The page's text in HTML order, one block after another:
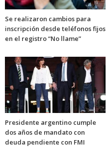
Se realizaron cambios para
inscripción desde teléfonos fijos
en el registro “No llame”
Presidente argentino cumple
dos años de mandato con
deuda pendiente con FMI